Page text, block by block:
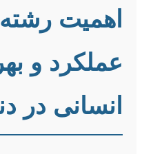
اهمیت
عملکرد و
انسانی در